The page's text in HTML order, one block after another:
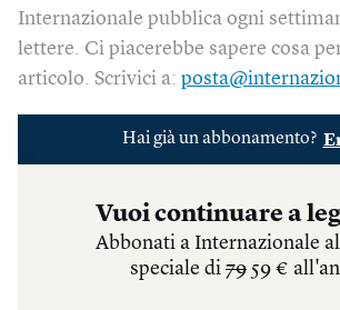
Internazionale pubblica ogni
lettere. Ci piacerebbe sapere cosa
articolo. Scrivici a: